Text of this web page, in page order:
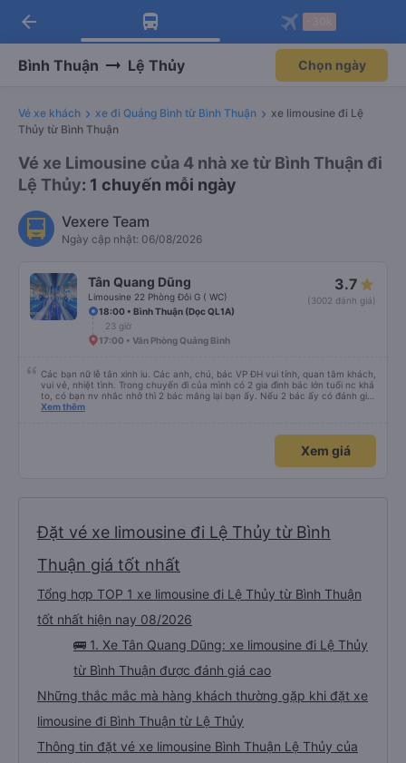
Tải app Vexere ngay!
Nhận ưu đãi thành viên độc
Mở app
Tải app Vexere
-30k/ghế khi đặt vé máy bay qua
Mở app
arrow_back
Bình Thuận Lệ Thủy Chọn ngày
Vé xe khách xe đi Quảng Bình từ Bình Thuận
xe limousine đi Lệ
Thủy từ Bình Thuận
Vé xe Limousine của 4 nhà xe từ Bình Thuận đi
Lệ Thủy: 1 chuyến mỗi ngày
Vexere Team
Ngày cập nhật: 06/08/2026
Tân Quang Dũng
Limousine 22 Phòng Đôi G ( WC)
3.7
(3002 đánh giá)
18:00 • Bình Thuận (Dọc QL1A)
23 giờ
17:00 • Văn Phòng Quảng Bình
Các bạn nữ lễ tân xinh iu. Các anh, chú, bác VP ĐH vui tính, quan tâm khách,
vui vẻ, nhiệt tình. Trong chuyến đi của mình có 2 gia đình bác lớn tuổi nc khá
to, có bạn nv nhắc nhở thì 2 bác mắng lại bạn ấy. Nếu 2 bác ấy có đánh giá
xấu thì mình ngược lại nha. Bạn ấy nhắc nhở rất đúng. 2 bác nói rất to. To
bạn ấy nha. Nếu bạn ấy bị trừ thì bảo bạn ấy liên hệ sđt của mình, mình hỗ
trợ ạ. Số mình đuôi 666, chuyến ĐH-NT ngày 16/1. À các bạn nữ lễ tân xinh
iu còn đổi cho mình phòng đơn sang đôi xong còn note là (một mình) yêu
Xem thêm
Xem giá
Đặt vé xe limousine đi Lệ Thủy từ Bình
Thuận giá tốt nhất
Tổng hợp TOP 1 xe limousine đi Lệ Thủy từ Bình Thuận
tốt nhất hiện nay 08/2026
🚌 1. Xe Tân Quang Dũng: xe limousine đi Lệ Thủy
từ Bình Thuận được đánh giá cao
Những thắc mắc mà hàng khách thường gặp khi đặt xe
limousine đi Bình Thuận từ Lệ Thủy
Thông tin đặt vé xe limousine Bình Thuận Lệ Thủy của